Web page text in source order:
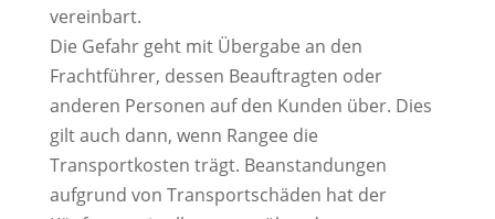
vereinbart.
Die Gefahr geht mit Übergabe an den
Frachtführer, dessen Beauftragten oder
anderen Personen auf den Kunden über. Dies
gilt auch dann, wenn Rangee die
Transportkosten trägt. Beanstandungen
aufgrund von Transportschäden hat der